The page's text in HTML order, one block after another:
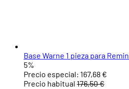
Base Warne 1 pieza para
5%
Precio especial: 167,68 €
Precio habitual 176,50 €